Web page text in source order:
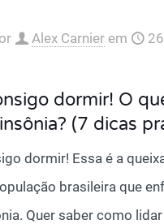
Alex Carnier em
dormir! O
(7 dicas
dormir! Essa é a
brasileira que
Quer saber como